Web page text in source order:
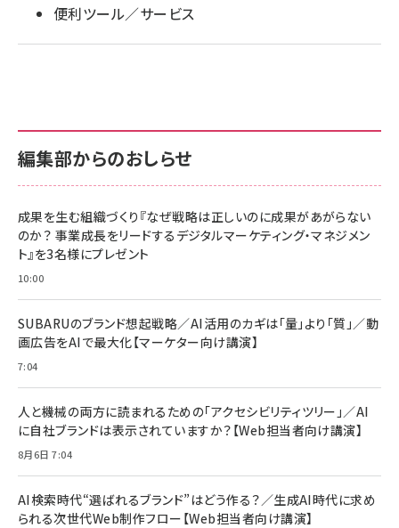
便利ツール／サービス
編集部からのおしらせ
成果を生む組織づくり『なぜ戦略は正しいのに成果があがらない
のか？ 事業成長をリードするデジタルマーケティング・マネジメン
ト』を3名様にプレゼント
10:00
SUBARUのブランド想起戦略／AI活用のカギは「量」より「質」／動
画広告をAIで最大化【マーケター向け講演】
7:04
人と機械の両方に読まれるための「アクセシビリティツリー」／AI
に自社ブランドは表示されていますか？【Web担当者向け講演】
8月6日 7:04
AI検索時代“選ばれるブランド”はどう作る？／生成AI時代に求め
られる次世代Web制作フロー【Web担当者向け講演】